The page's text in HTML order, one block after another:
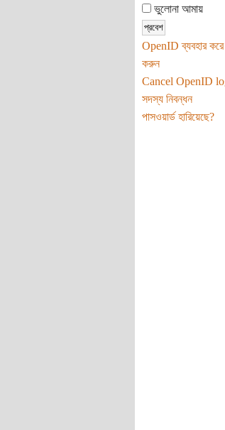
ভুলোনা আমায়
OpenID ব্যবহার
করুন
Cancel OpenID
সদস্য নিবন্ধন
পাসওয়ার্ড হারিয়েছে?